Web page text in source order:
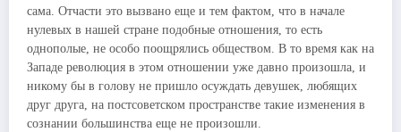
сама. Отчасти это вызвано еще и тем фактом, что в начале
нулевых в нашей стране подобные отношения, то есть
однополые, не особо поощрялись обществом. В то время как на
Западе революция в этом отношении уже давно произошла, и
никому бы в голову не пришло осуждать девушек, любящих
друг друга, на постсоветском пространстве такие изменения в
сознании большинства еще не произошли.